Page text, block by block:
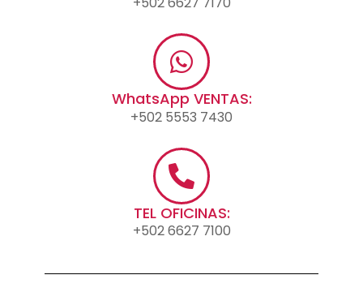
WhatsApp VENTAS:
+502 5553 7430
TEL OFICINAS:
+502 6627 7100